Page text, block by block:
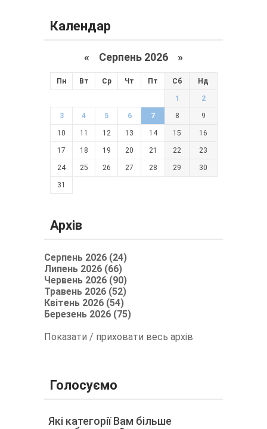
Календар
« Серпень 2026 »
Пн Вт Ср Чт Пт Сб Нд
1 2
3 4 5 6 7 8 9
10 11 12 13 14 15 16
17 18 19 20 21 22 23
24 25 26 27 28 29 30
31
Архів
Серпень 2026 (24)
Липень 2026 (66)
Червень 2026 (90)
Травень 2026 (52)
Квітень 2026 (54)
Березень 2026 (75)
Показати / приховати весь архів
Голосуємо
Які категорії Вам більше